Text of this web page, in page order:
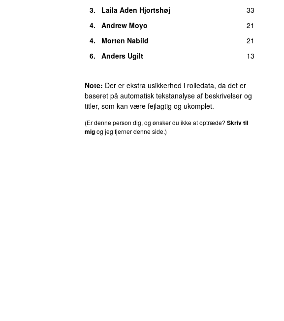
3.
Laila Aden Hjortshøj
33
4.
Andrew Moyo
21
4.
Morten Nabild
21
6.
Anders Ugilt 13
Note: Der er ekstra usikkerhed i rolledata, da det er
baseret på automatisk tekstanalyse af beskrivelser og
titler, som kan være fejlagtig og ukomplet.
(Er denne person dig, og ønsker du ikke at optræde? Skriv til
migog jeg fjerner denne side.)